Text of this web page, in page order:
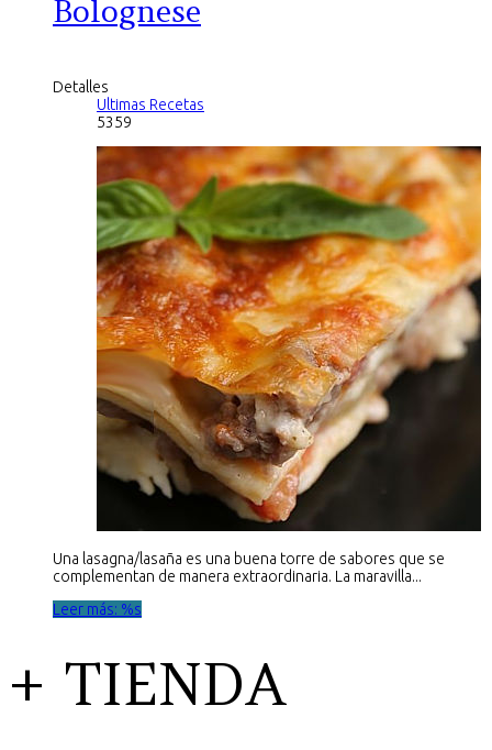
Bolognese
Detalles
Ultimas Recetas
5359
Una lasagna/lasaña es una buena torre de sabores que se
complementan de manera extraordinaria. La maravilla...
Leer más: %s
+ TIENDA